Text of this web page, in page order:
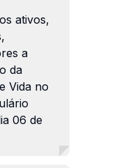
ativos,
a
da
Vida no
06 de